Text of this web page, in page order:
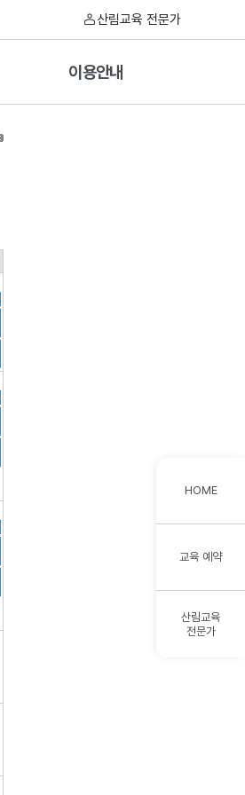
산림교육 전문가
이용안내
HOME
교육 예약
산림교육
전문가